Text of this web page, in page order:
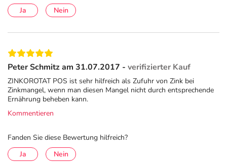
aufgenommen und zudem in größerer Menge über die
ernsthafte Folgen haben: Der Blutzuckerspiegel lässt sich
schreiten schneller voran und das Immunsystem wird
zusätzlich geschwächt.
Häufige Fragen & Antworten
Wie macht sich ein Zinkmangel bemerkbar?
da der Körper die fehlende Versorgung zunächst
auszugleichen versucht. Umso schwerer können jedoch
die Folgen bei einem länger anhaltenden Mangel sein.
Ja
Nein
Peter Schmitz am 31.07.2017 - verifizierter Kauf
ZINKOROTAT POS ist sehr hilfreich als Zufuhr von Zink bei
Zinkmangel, wenn man diesen Mangel nicht durch entsprechende
Ernährung beheben kann.
Kommentieren
Fanden Sie diese Bewertung hilfreich?
Ja
Nein